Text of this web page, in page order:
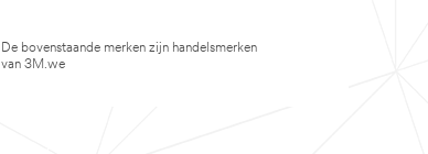
De bovenstaande merken zijn handelsmerken
van 3M.we